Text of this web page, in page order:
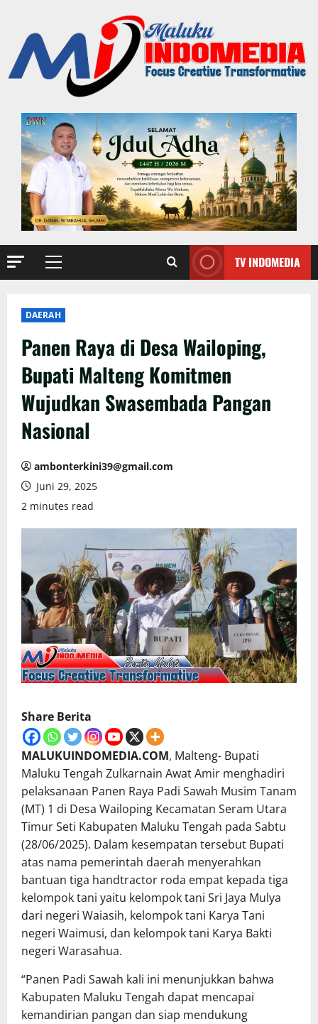
TV INDOMEDIA
DAERAH
Panen Raya di Desa Wailoping,
Bupati Malteng Komitmen
Wujudkan Swasembada Pangan
Nasional
ambonterkini39@gmail.com
Juni 29, 2025
2 minutes read
Share Berita
MALUKUINDOMEDIA.COM, Malteng- Bupati
Maluku Tengah Zulkarnain Awat Amir menghadiri
pelaksanaan Panen Raya Padi Sawah Musim Tanam
(MT) 1 di Desa Wailoping Kecamatan Seram Utara
Timur Seti Kabupaten Maluku Tengah pada Sabtu
(28/06/2025). Dalam kesempatan tersebut Bupati
atas nama pemerintah daerah menyerahkan
bantuan tiga handtractor roda empat kepada tiga
kelompok tani yaitu kelompok tani Sri Jaya Mulya
dari negeri Waiasih, kelompok tani Karya Tani
negeri Waimusi, dan kelompok tani Karya Bakti
negeri Warasahua.
“Panen Padi Sawah kali ini menunjukkan bahwa
Kabupaten Maluku Tengah dapat mencapai
kemandirian pangan dan siap mendukung